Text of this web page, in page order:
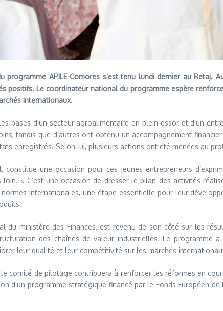
APILE-Comores s’est tenu lundi dernier au
positifs. Le coordinateur national du programme espère
internationaux.
bases d’un secteur agroalimentaire en plein essor et d’un
tandis que d’autres ont obtenu un accompagnement
enregistrés. Selon lui, plusieurs actions ont été menées au
une occasion pour ces jeunes entrepreneurs
« C’est une occasion de dresser le bilan des activités
internationales, une étape essentielle pour leur
du ministère des Finances, est revenu de son côté sur les
des chaînes de valeur industrielles. Le programme
leur qualité et leur compétitivité sur les marchés
comité de pilotage contribuera à renforcer les réformes en
d’un programme stratégique financé par le Fonds Européen